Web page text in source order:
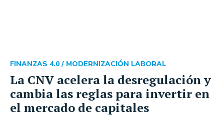
La CNV acelera la desregulación y
cambia las reglas para invertir en
el mercado de capitales
FINANZAS 4.0 / MODERNIZACIÓN LABORAL